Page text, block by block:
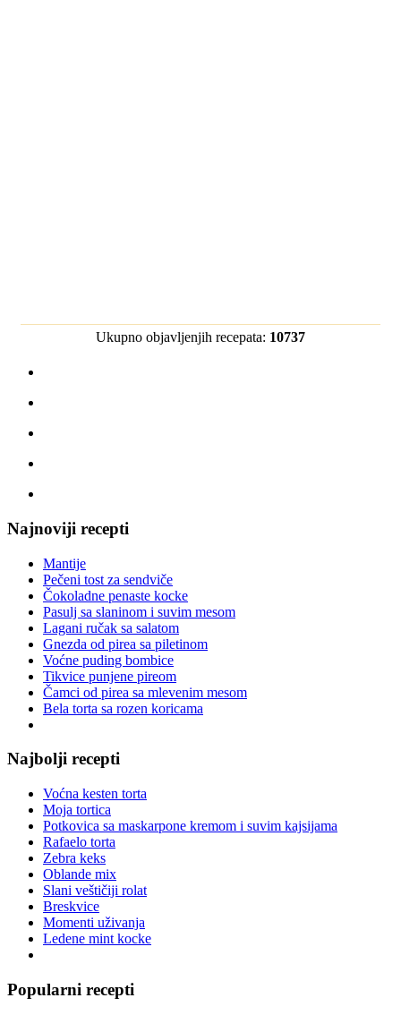
Ukupno objavljenjih recepata: 10737
Najnoviji recepti
Mantije
Pečeni tost za sendviče
Čokoladne penaste kocke
Pasulj sa slaninom i suvim mesom
Lagani ručak sa salatom
Gnezda od pirea sa piletinom
Voćne puding bombice
Tikvice punjene pireom
Čamci od pirea sa mlevenim mesom
Bela torta sa rozen koricama
Najbolji recepti
Voćna kesten torta
Moja tortica
Potkovica sa maskarpone kremom i suvim kajsijama
Rafaelo torta
Zebra keks
Oblande mix
Slani veštičiji rolat
Breskvice
Momenti uživanja
Ledene mint kocke
Popularni recepti